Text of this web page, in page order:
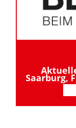
Saarburg,